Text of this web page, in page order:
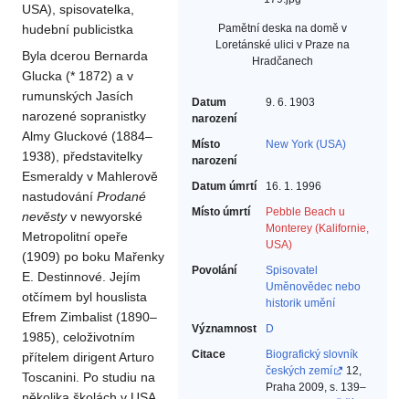
Pamětní deska na domě v
Loretánské ulici v Praze na
Hradčanech
Datum
narození
9. 6. 1903
Místo
narození
New York (USA)
Datum úmrtí
16. 1. 1996
Místo úmrtí
Pebble Beach u
Monterey (Kalifornie,
USA)
Povolání
Spisovatel‎
Uměnovědec nebo
historik umění‎
Významnost
D
Citace
Biografický slovník
českých zemí
12,
Praha 2009, s. 139–
USA), spisovatelka,
hudební publicistka
Byla dcerou Bernarda
Glucka (* 1872) a v
rumunských Jasích
narozené sopranistky
Almy Gluckové (1884–
1938), představitelky
Esmeraldy v Mahlerově
nastudování Prodané
nevěstyv newyorské
Metropolitní opeře
(1909) po boku Mařenky
E. Destinnové. Jejím
otčímem byl houslista
Efrem Zimbalist (1890–
1985), celoživotním
přítelem dirigent Arturo
Toscanini. Po studiu na